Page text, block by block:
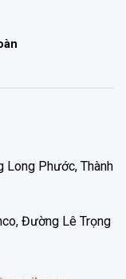
Phước, Thành
Đường Lê Trọng